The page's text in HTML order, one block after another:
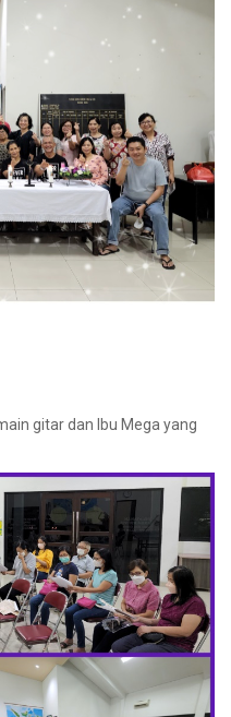
gitar dan Ibu Mega yang